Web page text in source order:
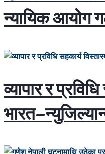
न्यायिक आयोग
व्यापार र